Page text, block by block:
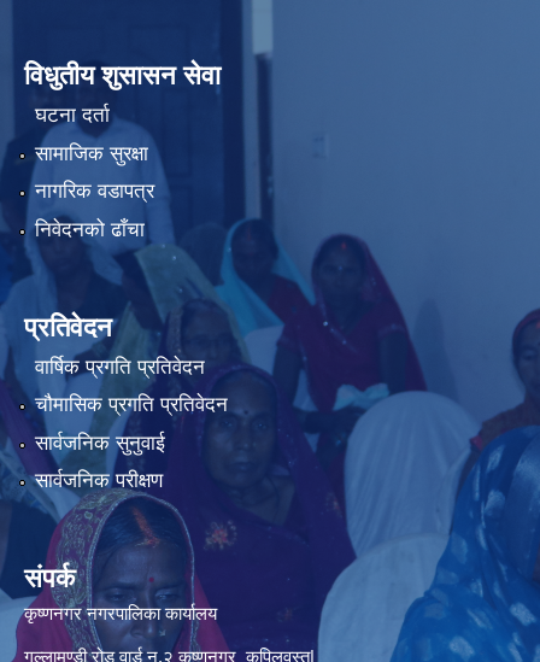
विधुतीय शुसासन सेवा
घटना दर्ता
सामाजिक सुरक्षा
नागरिक वडापत्र
निवेदनको ढाँचा
प्रतिवेदन
वार्षिक प्रगति प्रतिवेदन
चौमासिक प्रगति प्रतिवेदन
सार्वजनिक सुनुवाई
सार्वजनिक परीक्षण
संपर्क
कृष्णनगर नगरपालिका कार्यालय
गल्लामण्डी रोड वार्ड न.२ कृष्णनगर कपिलवस्तु|